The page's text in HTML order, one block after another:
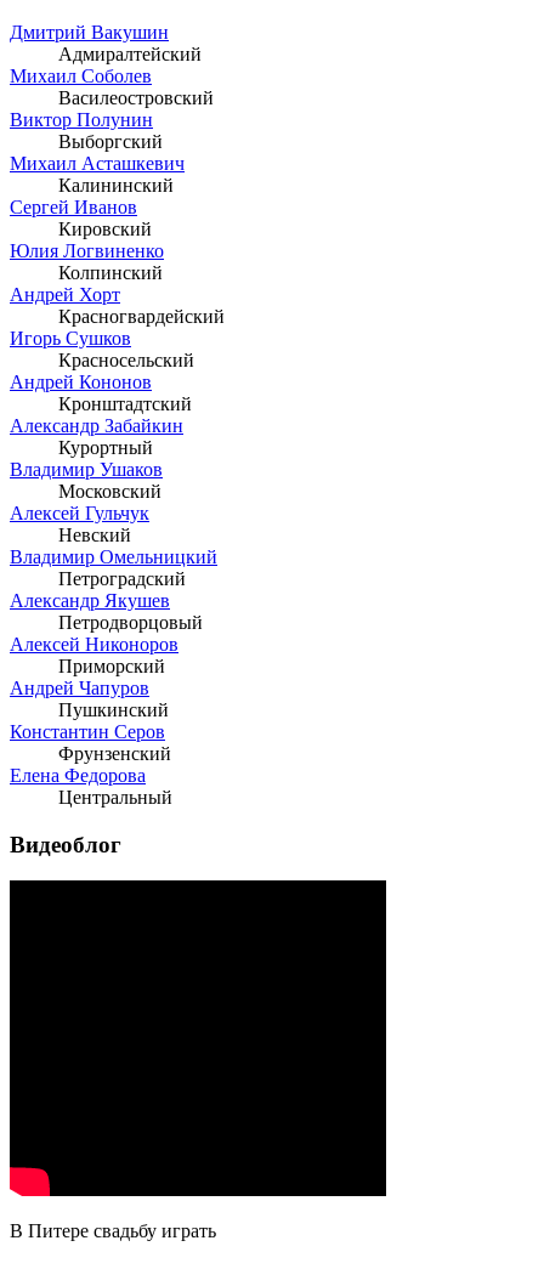
Дмитрий Вакушин
Адмиралтейский
Михаил Соболев
Василеостровский
Виктор Полунин
Выборгский
Михаил Асташкевич
Калининский
Сергей Иванов
Кировский
Юлия Логвиненко
Колпинский
Андрей Хорт
Красногвардейский
Игорь Сушков
Красносельский
Андрей Кононов
Кронштадтский
Александр Забайкин
Курортный
Владимир Ушаков
Московский
Алексей Гульчук
Невский
Владимир Омельницкий
Петроградский
Александр Якушев
Петродворцовый
Алексей Никоноров
Приморский
Андрей Чапуров
Пушкинский
Константин Серов
Фрунзенский
Елена Федорова
Центральный
Видеоблог
В Питере свадьбу играть